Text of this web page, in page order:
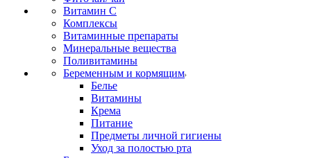
Витамин С
Комплексы
Витаминные препараты
Минеральные вещества
Поливитамины
Беременным и кормящим
Белье
Витамины
Крема
Питание
Предметы личной гигиены
Уход за полостью рта